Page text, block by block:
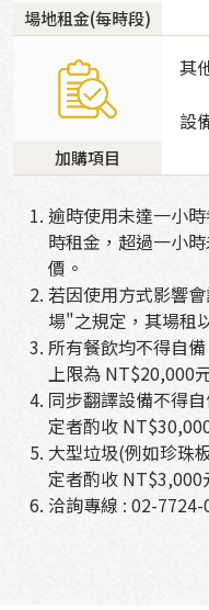
場地租金(每時段)
加購項目
其
設
逾時使用未達一小
時租金，超過一小
價。
若因使用方式影響
場"之規定，其場租
所有餐飲均不得自
上限為 NT$20,000
同步翻譯設備不得
定者酌收
大型垃圾(例如珍珠
定者酌收 NT$3,000
洽詢專線 : 02-7724-